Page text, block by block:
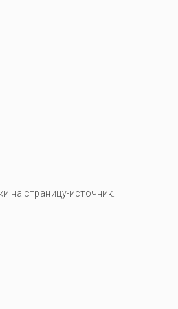
на страницу-источник.